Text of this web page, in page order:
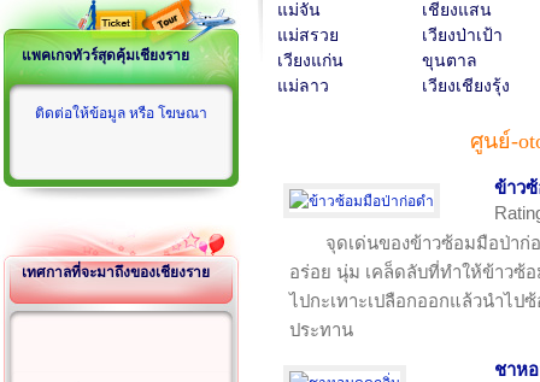
แพคเกจทัวร์สุดคุ้มเชียงราย
ติดต่อให้ข้อมูล หรือ โฆษณา
เทศกาลที่จะมาถึงของเชียงราย
แม่จัน
เชียงแสน
แม่สรวย
เวียงป่าเป้า
เวียงแก่น
ขุนตาล
แม่ลาว
เวียงเชียงรุ้ง
ศูนย์-
ข้าว
จุดเด่นของข้าวซ้อมมือป่าก่
อร่อย นุ่ม เคล็ดลับที่ทำให้ข้าวซ้
ไปกะเทาะเปลือกออกแล้วนำไ
ประทาน
ชาห